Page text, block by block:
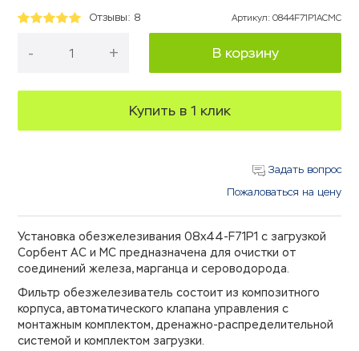
Отзывы: 8 Артикул: 0844F71P1ACMC
- + В корзину
Купить в 1 клик
Задать вопрос
Пожаловаться на цену
Установка обезжелезивания 08х44-F71P1 с загрузкой
Сорбент АС и МС предназначена для очистки от
соединений железа, марганца и сероводорода.
Фильтр обезжелезиватель состоит из композитного
корпуса, автоматического клапана управления с
монтажным комплектом, дренажно-распределительной
системой и комплектом загрузки.